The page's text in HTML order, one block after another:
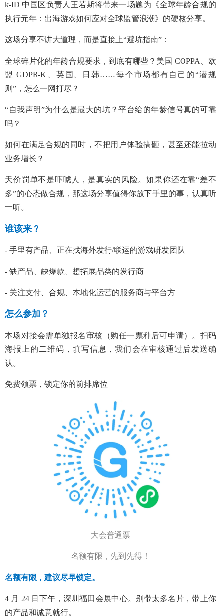
k-ID 中国区负责人王若斯将带来一场题为《全球年龄合规的
执行元年：出海游戏如何应对全球监管浪潮》的硬核分享。
这场分享不讲大道理，而是直接上“避坑指南”：
全球碎片化的年龄合规要求，到底有哪些？美国 COPPA、欧
盟 GDPR-K、英国、日韩……每个市场都有自己的“潜规
则”，怎么一网打尽？
“自我声明”为什么是最大的坑？平台给的年龄信号真的可靠
吗？
如何在满足合规的同时，不把用户体验搞砸，甚至还能拉动
业务增长？
天价罚单不是吓唬人，是真实的风险。如果你还在靠“差不
多”的心态做合规，那这场分享值得你放下手里的事，认真听
一听。
谁该来？
- 手里有产品、正在找海外发行/联运的游戏研发团队
- 缺产品、缺爆款、想拓展品类的发行商
- 关注支付、合规、本地化运营的服务商与平台方
怎么参加？
本场对接会需单独报名审核（购任一票种后可申请）。扫码
海报上的二维码，填写信息，我们会在审核通过后发送确
认。
免费领票，锁定你的前排席位
大会普通票
名额有限，先到先得！
名额有限，建议尽早锁定。
4 月 24 日下午，深圳福田会展中心。别带太多名片，带上你
的产品和诚意就行。